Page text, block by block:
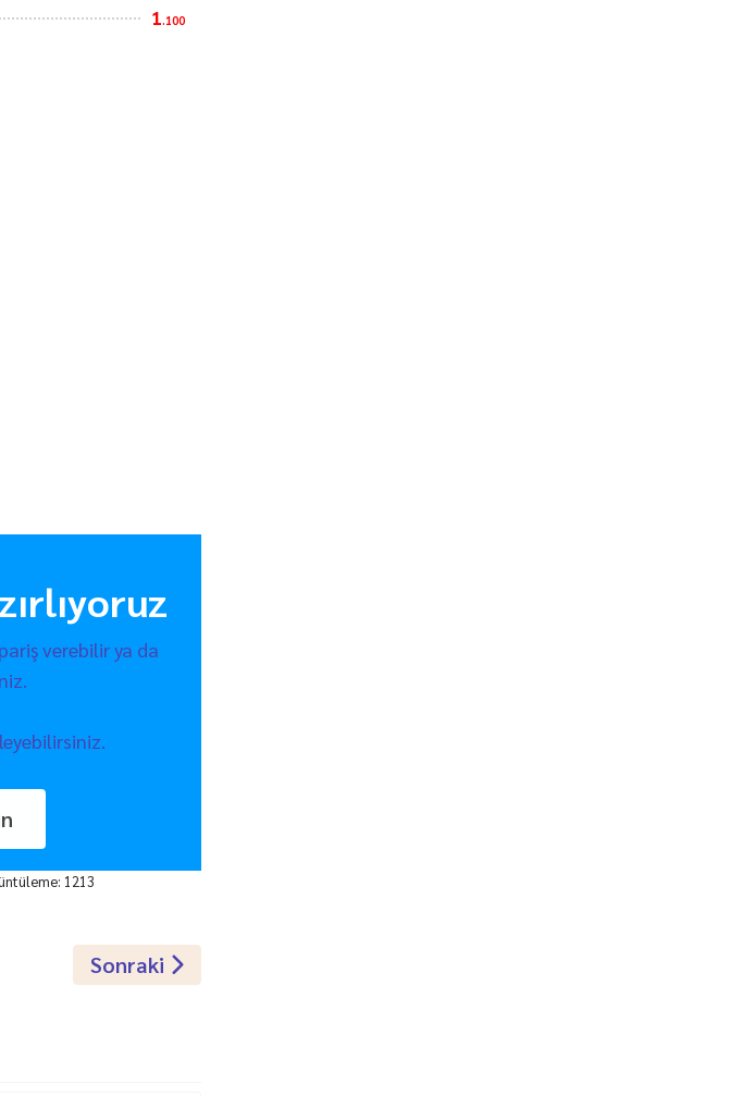
1.100
verebilir ya da
1213
Sonraki Makale: Ramazan Kumanya Paketi - 4
Sonraki